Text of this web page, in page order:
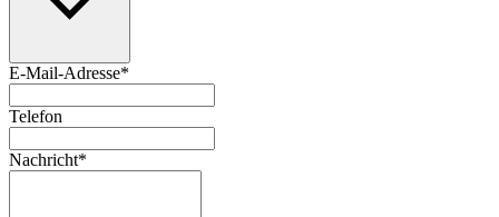
E-Mail-Adresse*
Telefon
Nachricht*